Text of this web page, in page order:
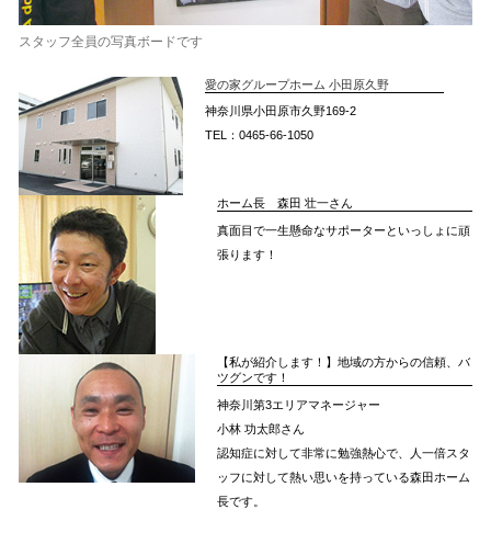
スタッフ全員の写真ボードです
愛の家グループホーム 小田原久野
神奈川県小田原市久野169-2
TEL：0465-66-1050
ホーム長 森田 壮一さん
真面目で一生懸命なサポーターといっしょに頑
張ります！
【私が紹介します！】地域の方からの信頼、バ
ツグンです！
神奈川第3エリアマネージャー
小林 功太郎さん
認知症に対して非常に勉強熱心で、人一倍スタ
ッフに対して熱い思いを持っている森田ホーム
長です。